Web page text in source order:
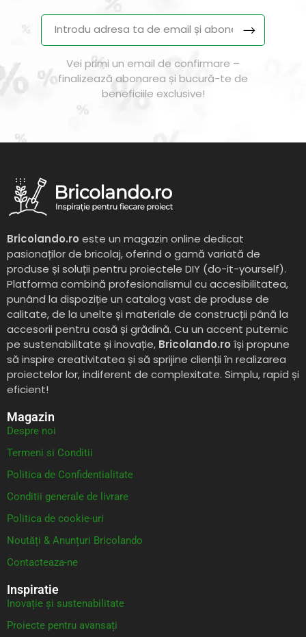
Vei primi un email de confirmare –
finalizează abonarea și bucură-te de
beneficiile exclusive!
Bricolando.ro este un magazin online dedicat
pasionaților de bricolaj, oferind o gamă variată de
produse și soluții pentru proiectele DIY (do-it-yourself).
Platforma combină profesionalismul cu accesibilitatea,
punând la dispoziție un catalog vast de produse de
calitate, de la unelte și materiale de construcții până la
accesorii pentru casă și grădină. Cu un accent puternic
pe sustenabilitate și inovație, Bricolando.ro își propune
să inspire creativitatea și să sprijine clienții în realizarea
proiectelor lor, indiferent de complexitate. Simplu, rapid și
eficient!
Magazin
Despre noi
Termeni si Conditii
Politica de Confidentialitate
Conditii generale de livrare
Politica de cookie-uri
Noutăți & Anunțuri Bricolando
Contacteaza-ne
Inspiratie
Inovație și sustenabilitate
Proiecte pentru avansați